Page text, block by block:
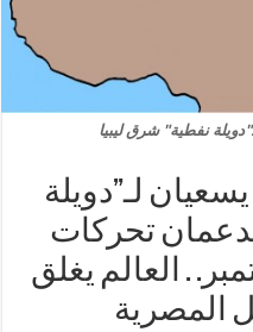
نفطية" شرق ليبيا
لـ”دويلة
تحركات
16 سبتمبر. . العالم يغلق
المصرية